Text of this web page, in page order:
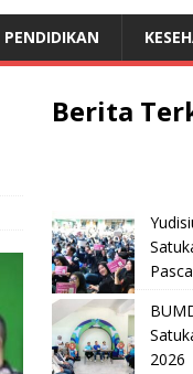
PENDIDIKAN
Berita
2026